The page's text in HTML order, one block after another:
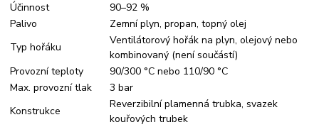
Účinnost
90–92 %
Palivo
Zemní plyn, propan, topný olej
Typ hořáku
Ventilátorový hořák na plyn, olejový nebo
kombinovaný (není součástí)
Provozní teploty
90/300 °C nebo 110/90 °C
Max. provozní tlak
3 bar
Konstrukce
Reverzibilní plamenná trubka, svazek
kouřových trubek